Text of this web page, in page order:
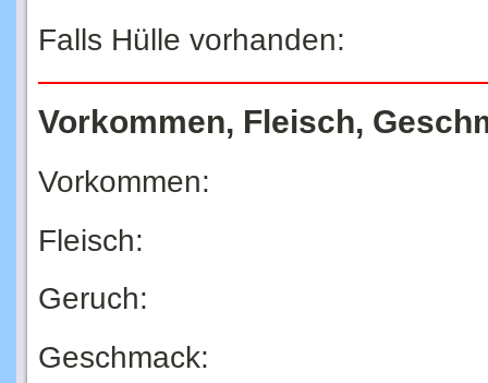
Falls Hülle vorhanden:
Vorkommen, Fleisch,
Vorkommen:
Fleisch:
Geruch:
Geschmack: